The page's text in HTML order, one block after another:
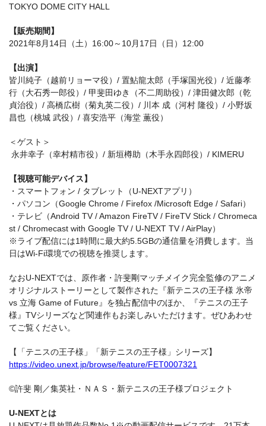
TOKYO DOME CITY HALL
【販売期間】
2021年8月14日（土）16:00～10月17日（日）12:00
【出演】
皆川純子（越前リョーマ役）/ 置鮎龍太郎（手塚国光役）/ 近藤孝
行（大石秀一郎役）/ 甲斐田ゆき（不二周助役）/ 津田健次郎（乾
貞治役）/ 高橋広樹（菊丸英二役）/ 川本 成（河村 隆役）/ 小野坂
昌也（桃城 武役）/ 喜安浩平（海堂 薫役）
＜ゲスト＞
永井幸子（幸村精市役）/ 新垣樽助（木手永四郎役）/ KIMERU
【視聴可能デバイス】
・スマートフォン / タブレット（U-NEXTアプリ）
・パソコン（Google Chrome / Firefox /Microsoft Edge / Safari）
・テレビ（Android TV / Amazon FireTV / FireTV Stick / Chromeca
st / Chromecast with Google TV / U-NEXT TV / AirPlay）
※ライブ配信には1時間に最大約5.5GBの通信量を消費します。当
日はWi-Fi環境での視聴を推奨します。
なおU-NEXTでは、原作者・許斐剛マッチメイク完全監修のアニメ
オリジナルストーリーとして製作された『新テニスの王子様 氷帝
vs 立海 Game of Future』を独占配信中のほか、『テニスの王子
様』TVシリーズなど関連作もお楽しみいただけます。ぜひあわせ
てご覧ください。
【「テニスの王子様」「新テニスの王子様」シリーズ】
https://video.unext.jp/browse/feature/FET0007321
©許斐 剛／集英社・ＮＡＳ・新テニスの王子様プロジェクト
U-NEXTとは